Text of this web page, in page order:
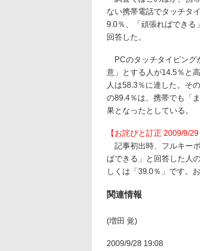
ない携帯電話でタッチタ
9.0％、「頑張ればできる
回答した。
PCのタッチタイピング
意」とする人が14.5％と
人は58.3％に達した。そ
の89.4％は、携帯でも「
果となったとしている。
【お詫びと訂正 2009/9/29
記事初出時、フルキー
ばできる」と回答した人
しくは「39.0％」です。
関連情報
(増田 覚)
2009/9/28 19:08